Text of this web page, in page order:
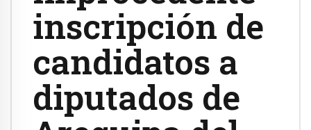
inscripción de
candidatos a
diputados de